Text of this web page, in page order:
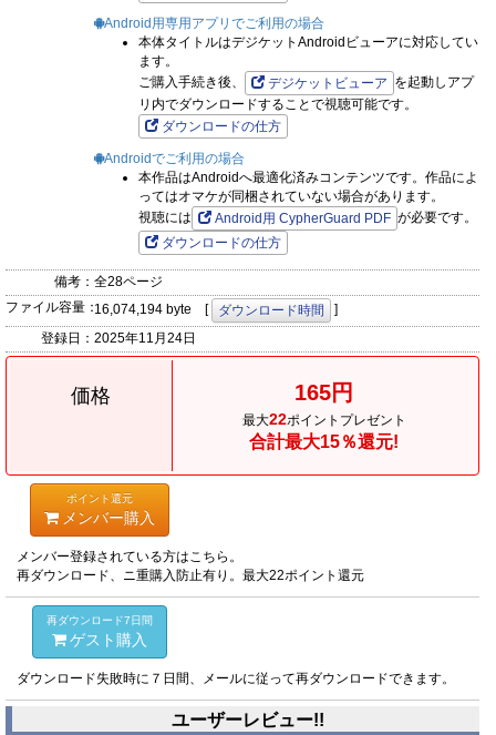
Android用専用アプリでご利用の場合
本体タイトルはデジケットAndroidビューアに対応してい
ます。
ご購入手続き後、
デジケットビューア を起動しアプ
リ内でダウンロードすることで視聴可能です。
ダウンロードの仕方
Androidでご利用の場合
本作品はAndroidへ最適化済みコンテンツです。作品によ
ってはオマケが同梱されていない場合があります。
視聴には
Android用 CypherGuard PDF が必要です。
ダウンロードの仕方
備考： 全28ページ
ファイル容量：16,074,194 byte [ ダウンロード時間
]
登録日： 2025年11月24日
価格 165円
最大22ポイントプレゼント
合計最大15％還元!
ポイント還元
メンバー購入
メンバー登録されている方はこちら。
再ダウンロード、ニ重購入防止有り。最大22ポイント還元
再ダウンロード7日間
ゲスト購入
ダウンロード失敗時に７日間、メールに従って再ダウンロードできます。
ユーザーレビュー!!